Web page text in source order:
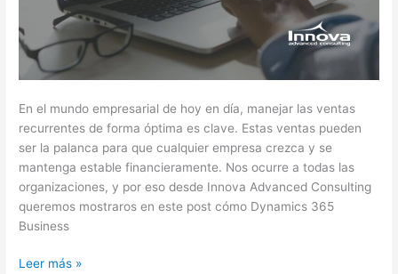
En el mundo empresarial de hoy en día, manejar las ventas
recurrentes de forma óptima es clave. Estas ventas pueden
ser la palanca para que cualquier empresa crezca y se
mantenga estable financieramente. Nos ocurre a todas las
organizaciones, y por eso desde Innova Advanced Consulting
queremos mostraros en este post cómo Dynamics 365
Business
Leer más »